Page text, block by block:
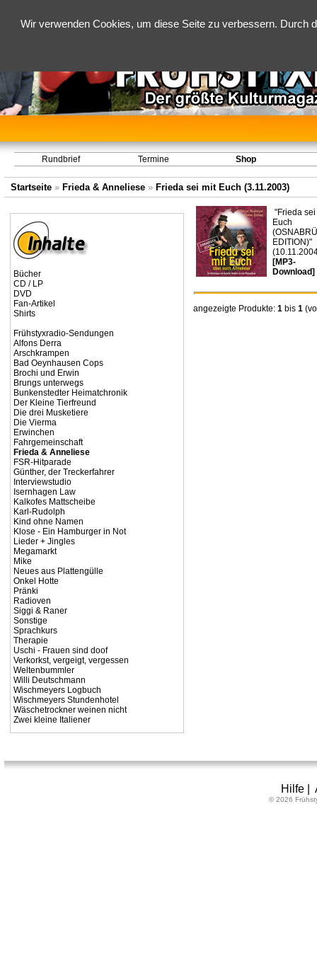
Wir verwenden Cookies, um diese Seite zu verbessern.
Rundbrief Termine Shop
Startseite» Frieda & Anneliese» Frieda sei mit Euch (3.11.2003)
Bücher
CD / LP
DVD
Fan-Artikel
Shirts
Frühstyxradio-Sendungen
Alfons Derra
Arschkrampen
Bad Oeynhausen Cops
Brochi und Erwin
Brungs unterwegs
Bunkenstedter Heimatchronik
Der Kleine Tierfreund
Die drei Musketiere
Die Vierma
Erwinchen
Fahrgemeinschaft
Frieda & Anneliese
FSR-Hitparade
Günther, der Treckerfahrer
Interviewstudio
Isernhagen Law
Kalkofes Mattscheibe
Karl-Rudolph
Kind ohne Namen
Klose - Ein Hamburger in Not
Lieder + Jingles
Megamarkt
Mike
Neues aus Plattengülle
Onkel Hotte
Pränki
Radioven
Siggi & Raner
Sonstige
Sprachkurs
Therapie
Uschi - Frauen sind doof
Verkorkst, vergeigt, vergessen
Weltenbummler
Willi Deutschmann
Wischmeyers Logbuch
Wischmeyers Stundenhotel
Wäschetrockner weinen nicht
Zwei kleine Italiener
"Frieda sei
Euch
EDITION)"
[MP3-
Download]
angezeigte Produkte: 1bis 1
Hilfe|
© 2026